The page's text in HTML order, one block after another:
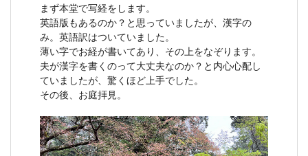
まず本堂で写経をします。
英語版もあるのか？と思っていましたが、漢字の
み。英語訳はついていました。
薄い字でお経が書いてあり、その上をなぞります。
夫が漢字を書くのって大丈夫なのか？と内心心配し
ていましたが、驚くほど上手でした。
その後、お庭拝見。